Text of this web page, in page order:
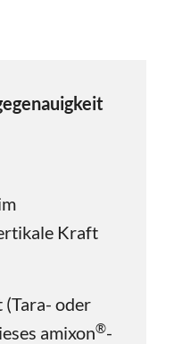
Kraft
(Tara- oder
amixon®-